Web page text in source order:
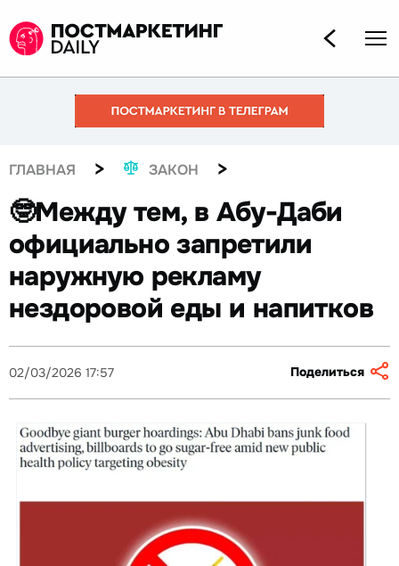
ГЛАВНАЯ > ЗАКОН >
🤓Между тем, в Абу-Даби
официально запретили
наружную рекламу
нездоровой еды и напитков
02/03/2026 17:57 Поделиться